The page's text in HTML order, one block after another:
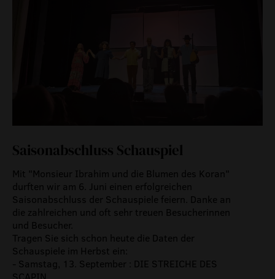
Saisonabschluss Schauspiel
Mit "Monsieur Ibrahim und die Blumen des Koran"
durften wir am 6. Juni einen erfolgreichen
Saisonabschluss der Schauspiele feiern. Danke an
die zahlreichen und oft sehr treuen Besucherinnen
und Besucher.
Tragen Sie sich schon heute die Daten der
Schauspiele im Herbst ein:
- Samstag, 13. September : DIE STREICHE DES
SCAPIN